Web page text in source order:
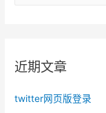
近期文章
twitter网页版登录